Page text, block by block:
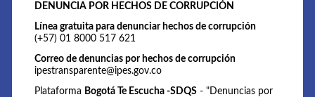
DENUNCIA POR HECHOS DE CORRUPCIÓN
Línea gratuita para denunciar hechos de corrupción
(+57) 01 8000 517 621
Correo de denuncias por hechos de corrupción
ipestransparente@ipes.gov.co
Plataforma Bogotá Te Escucha -SDQS - "Denuncias por